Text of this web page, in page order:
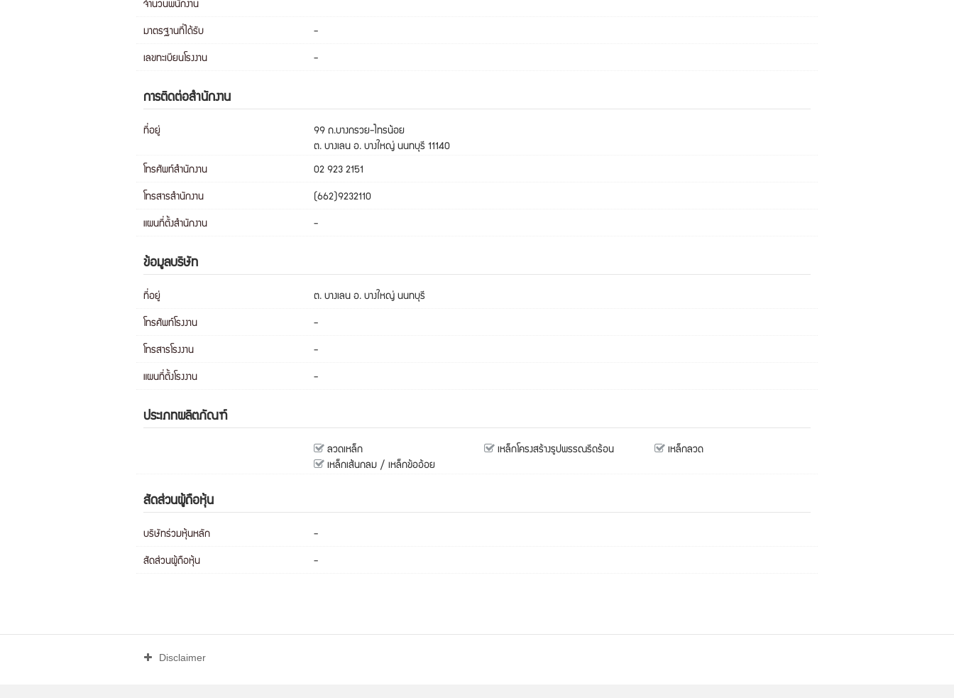
จำนวนพนักงาน
มาตรฐานที่ได้รับ -
เลขทะเบียนโรงงาน -
การติดต่อสำนักงาน
ที่อยู่
99 ถ.บางกรวย-ไทรน้อย
ต. บางเลน อ. บางใหญ่ นนทบุรี 11140
โทรศัพท์สำนักงาน 02 923 2151
โทรสารสำนักงาน (662)9232110
แผนที่ตั้งสำนักงาน -
ข้อมูลบริษัท
ที่อยู่ ต. บางเลน อ. บางใหญ่ นนทบุรี
โทรศัพท์โรงงาน -
โทรสารโรงงาน -
แผนที่ตั้งโรงงาน -
ประเภทผลิตภัณฑ์
ลวดเหล็ก เหล็กโครงสร้างรูปพรรณรีดร้อน
เหล็กลวด
เหล็กเส้นกลม / เหล็กข้ออ้อย
สัดส่วนผู้ถือหุ้น
บริษัทร่วมหุ้นหลัก -
สัดส่วนผู้ถือหุ้น -
Disclaimer